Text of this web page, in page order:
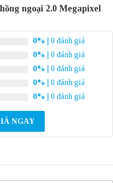
ngoại 2.0 Megapixel
0%
| 0 đánh giá
0%
| 0 đánh giá
0%
| 0 đánh giá
0%
| 0 đánh giá
0% | 0 đánh giá
NGAY